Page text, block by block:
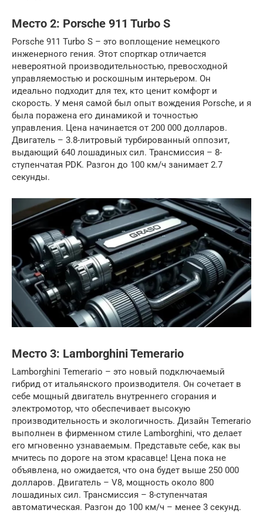
Место 2: Porsche 911 Turbo S
Porsche 911 Turbo S – это воплощение немецкого
инженерного гения. Этот спорткар отличается
невероятной производительностью, превосходной
управляемостью и роскошным интерьером. Он
идеально подходит для тех, кто ценит комфорт и
скорость. У меня самой был опыт вождения Porsche, и я
была поражена его динамикой и точностью
управления. Цена начинается от 200 000 долларов.
Двигатель – 3.8-литровый турбированный оппозит,
выдающий 640 лошадиных сил. Трансмиссия – 8-
ступенчатая PDK. Разгон до 100 км/ч занимает 2.7
секунды.
Место 3: Lamborghini Temerario
Lamborghini Temerario – это новый подключаемый
гибрид от итальянского производителя. Он сочетает в
себе мощный двигатель внутреннего сгорания и
электромотор, что обеспечивает высокую
производительность и экологичность. Дизайн Temerario
выполнен в фирменном стиле Lamborghini, что делает
его мгновенно узнаваемым. Представьте себе, как вы
мчитесь по дороге на этом красавце! Цена пока не
объявлена, но ожидается, что она будет выше 250 000
долларов. Двигатель – V8, мощность около 800
лошадиных сил. Трансмиссия – 8-ступенчатая
автоматическая. Разгон до 100 км/ч – менее 3 секунд.